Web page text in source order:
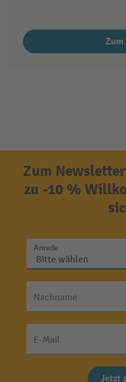
Zum
zu -10 %
Anrede
Nachname
E-Mail
Jetzt